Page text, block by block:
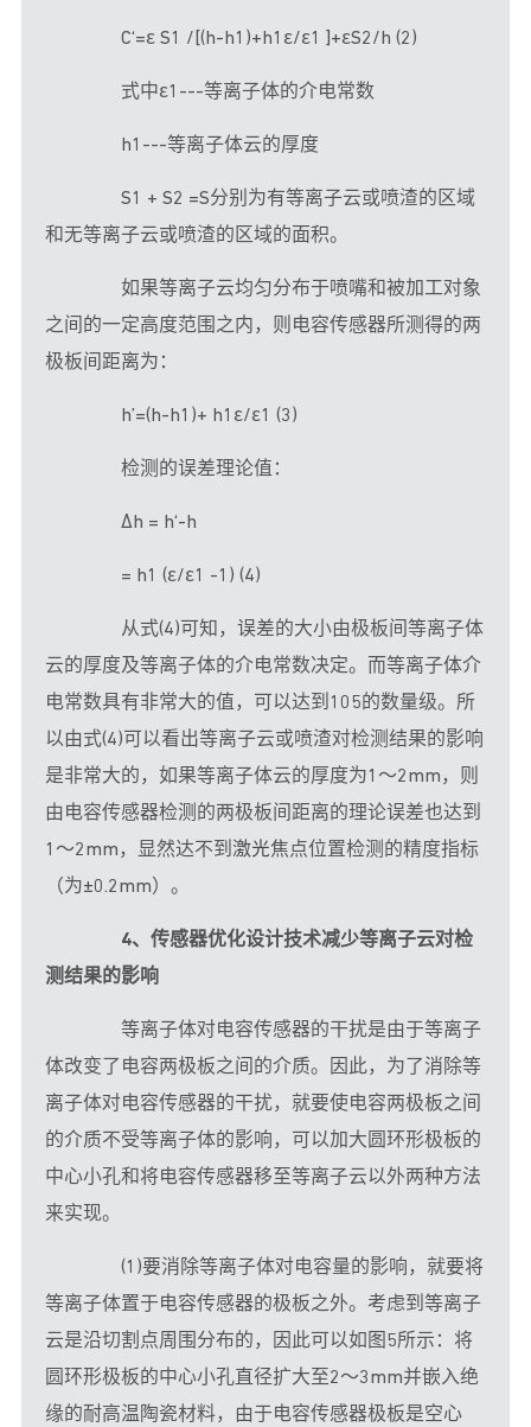
C‘=ε S1 /[(h-h1)+h1ε/ε1 ]+εS2/h (2)
式中ε1---等离子体的介电常数
h1---等离子体云的厚度
S1 + S2 =S分别为有等离子云或喷渣的区域
和无等离子云或喷渣的区域的面积。
如果等离子云均匀分布于喷嘴和被加工对象
之间的一定高度范围之内，则电容传感器所测得的两
极板间距离为：
h’=(h-h1)+ h1ε/ε1 (3)
检测的误差理论值：
Δh = h‘-h
= h1 (ε/ε1 -1) (4)
从式(4)可知，误差的大小由极板间等离子体
云的厚度及等离子体的介电常数决定。而等离子体介
电常数具有非常大的值，可以达到105的数量级。所
以由式(4)可以看出等离子云或喷渣对检测结果的影响
是非常大的，如果等离子体云的厚度为1～2mm，则
由电容传感器检测的两极板间距离的理论误差也达到
1～2mm，显然达不到激光焦点位置检测的精度指标
（为±0.2mm）。
4、传感器优化设计技术减少等离子云对检
测结果的影响
等离子体对电容传感器的干扰是由于等离子
体改变了电容两极板之间的介质。因此，为了消除等
离子体对电容传感器的干扰，就要使电容两极板之间
的介质不受等离子体的影响，可以加大圆环形极板的
中心小孔和将电容传感器移至等离子云以外两种方法
来实现。
(1)要消除等离子体对电容量的影响，就要将
等离子体置于电容传感器的极板之外。考虑到等离子
云是沿切割点周围分布的，因此可以如图5所示：将
圆环形极板的中心小孔直径扩大至2～3mm并嵌入绝
缘的耐高温陶瓷材料，由于电容传感器极板是空心